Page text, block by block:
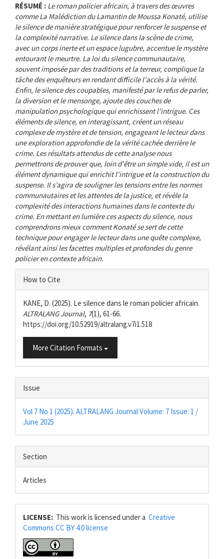
RÉSUMÉ : Le roman policier africain, à travers des œuvres
comme La Malédiction du Lamantin de Moussa Konaté, utilise
le silence de manière stratégique pour renforcer le suspense et
la complexité narrative. Le silence dans la scène de crime,
avec un corps inerte et un espace lugubre, accentue le mystère
entourant le meurtre. La loi du silence communautaire,
souvent imposée par des traditions et la terreur, complique la
tâche des enquêteurs en rendant difficile l'accès à la vérité.
Enfin, le silence des coupables, manifesté par le refus de parler,
la diversion et le mensonge, ajoute des couches de
manipulation psychologique qui enrichissent l’intrigue. Ces
éléments de silence, en interagissant, créent un réseau
complexe de mystère et de tension, engageant le lecteur dans
une exploration approfondie de la vérité cachée derrière le
crime. Les résultats attendus de cette analyse nous
permettrons de prouver que, loin d'être un simple vide, il est un
élément dynamique qui enrichit l'intrigue et la construction du
suspense. Il s’agira de souligner les tensions entre les normes
communautaires et les attentes de la justice, et révèle la
complexité des interactions humaines dans le contexte du
crime. En mettant en lumière ces aspects du silence, nous
comprendrons mieux comment Konaté se sert de cette
technique pour engager le lecteur dans une quête complexe,
révélant ainsi les facettes multiples et profondes du genre
policier en contexte africain.
Article
Details
How to Cite
KANE, D. (2025). Le silence dans le roman policier africain.
ALTRALANG Journal, 7(1), 61-66.
https://doi.org/10.52919/altralang.v7i1.518
More Citation Formats
Issue
Vol 7 No 1 (2025): ALTRALANG Journal Volume: 7 Issue: 1 /
June 2025
Section
Articles
LICENSE: This work is licensed under a Creative
Commons CC BY 4.0 license